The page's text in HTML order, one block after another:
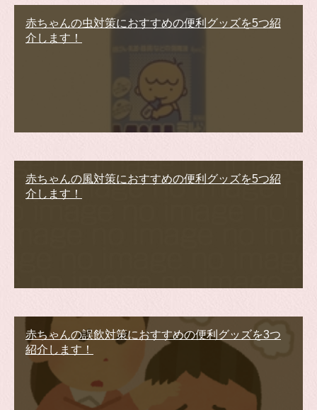
赤ちゃんの虫対策におすすめの便利グッズを5つ紹
介します！
赤ちゃんの風対策におすすめの便利グッズを5つ紹
介します！
赤ちゃんの誤飲対策におすすめの便利グッズを3つ
紹介します！